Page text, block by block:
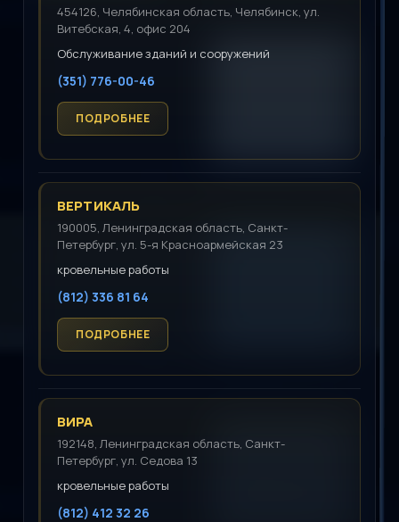
454126, Челябинская область, Челябинск, ул.
Витебская, 4, офис 204
Обслуживание зданий и сооружений
(351) 776-00-46
ВЕРТИКАЛЬ
190005, Ленинградская область, Санкт-
Петербург, ул. 5-я Красноармейская 23
кровельные работы
(812) 336 81 64
ВИРА
192148, Ленинградская область, Санкт-
Петербург, ул. Седова 13
кровельные работы
(812) 412 32 26